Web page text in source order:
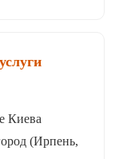
Киева
(Ирпень,